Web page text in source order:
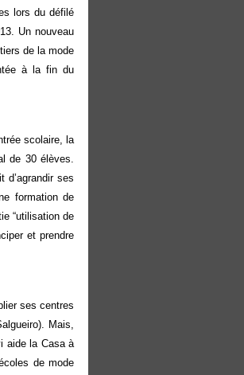
lors du défilé
Un nouveau
de la mode
à la fin du
scolaire, la
de 30 élèves.
d’agrandir ses
formation de
“utilisation de
et prendre
ses centres
Mais,
aide la Casa à
de mode